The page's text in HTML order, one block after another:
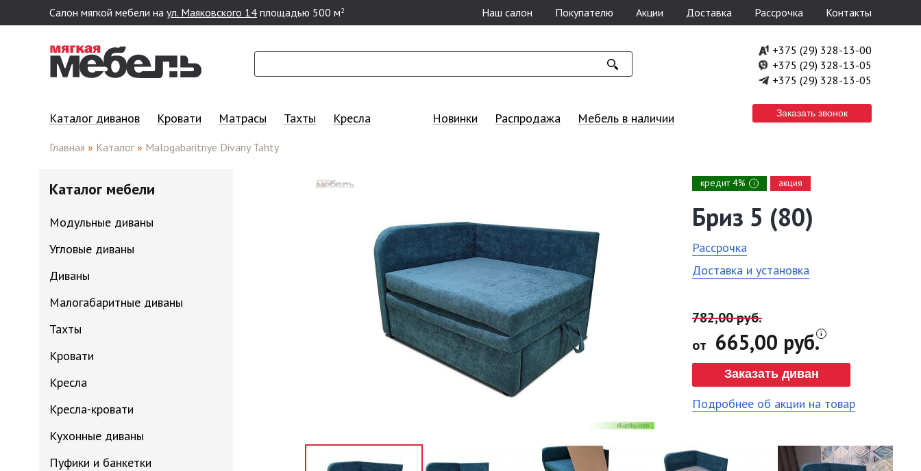
Перейти к основному содержанию
Салон мягкой мебели на ул. Маяковского 14 площадью 500 м2 Наш салон Покупателю Акции Доставка Рассрочка Контакты
+375 (29) 328-13-00
+375 (29) 328-13-05
+375 (29) 328-13-05
Заказать звонок
Каталог диванов Кровати Матрасы Тахты Кресла Новинки Распродажа Мебель в наличии
Главная » Каталог » Malogabaritnye Divany Tahty
Каталог мебели
Модульные диваны
Угловые диваны
Диваны
Малогабаритные диваны
Тахты
Кровати
Кресла
Кресла-кровати
Кухонные диваны
Пуфики и банкетки
кредит 4% i акция
Бриз 5 (80)
Рассрочка
Доставка и установка
782,00 руб.
от 665,00 руб.
Заказать диван
Подробнее об акции на товар